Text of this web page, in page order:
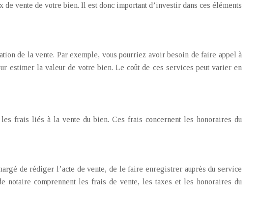
vente de votre bien. Il est donc important d’investir dans ces éléments
de la vente. Par exemple, vous pourriez avoir besoin de faire appel à
estimer la valeur de votre bien. Le coût de ces services peut varier en
frais liés à la vente du bien. Ces frais concernent les honoraires du
de rédiger l’acte de vente, de le faire enregistrer auprès du service
comprennent les frais de vente, les taxes et les honoraires du